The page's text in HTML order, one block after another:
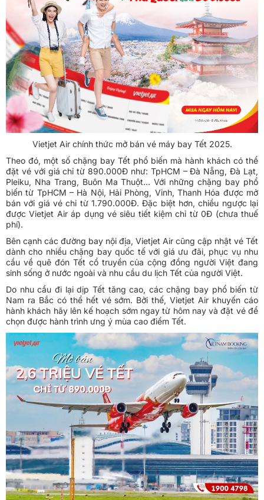
Vietjet Air chính thức mở bán vé máy bay Tết 2025.
Theo đó, một số chặng bay Tết phổ biến mà hành khách có thể
đặt vé với giá chỉ từ 890.000Đ như: TpHCM – Đà Nẵng, Đà Lạt,
Pleiku, Nha Trang, Buôn Ma Thuột… Với những chặng bay phổ
biến từ TpHCM – Hà Nội, Hải Phòng, Vinh, Thanh Hóa được mở
bán với giá vé chỉ từ 1.790.000Đ. Đặc biệt hơn, chiều ngược lại
được Vietjet Air áp dụng vé siêu tiết kiệm chỉ từ 0Đ (chưa thuế
phí).
Bên cạnh các đường bay nội địa, Vietjet Air cũng cập nhật vé Tết
dành cho nhiều chặng bay quốc tế với giá ưu đãi, phục vụ nhu
cầu về quê đón Tết cổ truyền của cộng đồng người Việt đang
sinh sống ở nước ngoài và nhu cầu du lịch Tết của người Việt.
Do nhu cầu đi lại dịp Tết tăng cao, các chặng bay phổ biến từ
Nam ra Bắc có thể hết vé sớm. Bởi thế, Vietjet Air khuyến cáo
hành khách hãy lên kế hoạch sớm ngay từ hôm nay và đặt vé để
chọn được hành trình ưng ý mùa cao điểm Tết.